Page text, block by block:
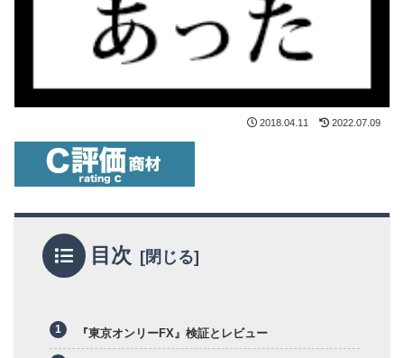
2018.04.11 2022.07.09
目次
『東京オンリーFX』検証とレビュー